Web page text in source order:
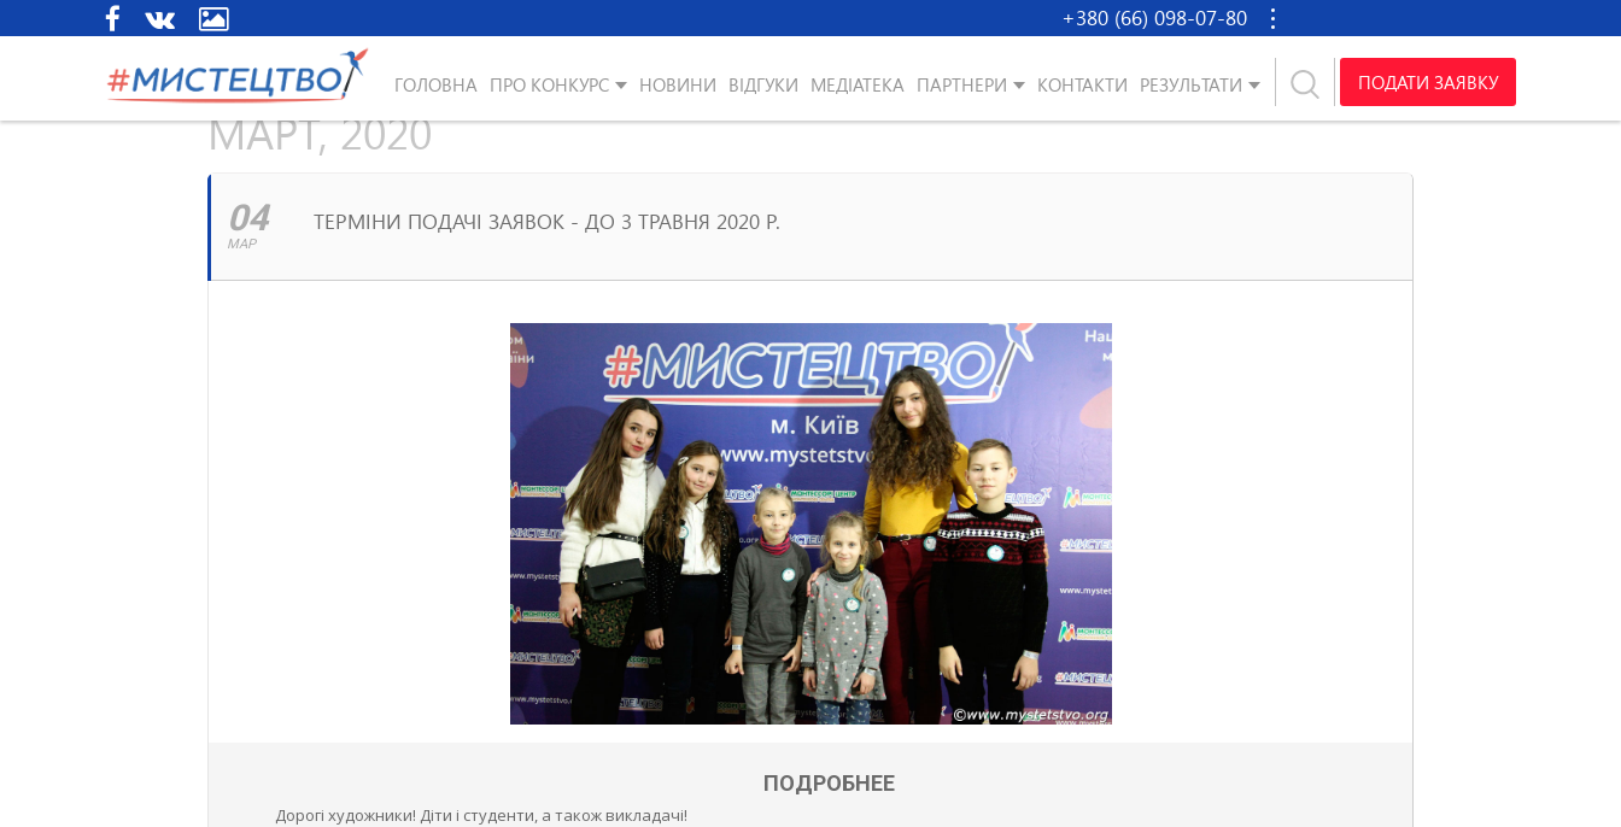
+380 (66) 098-07-80
ГОЛОВНА ПРО КОНКУРС НОВИНИ ВІДГУКИ МЕДІАТЕКА ПАРТНЕРИ КОНТАКТИ РЕЗУЛЬТАТИ ПОДАТИ ЗАЯВКУ
МАРТ, 2020
04
МАР
ТЕРМІНИ ПОДАЧІ ЗАЯВОК - ДО 3 ТРАВНЯ 2020 Р.
ПОДРОБНЕЕ
Дорогі художники! Діти і студенти, а також викладачі!